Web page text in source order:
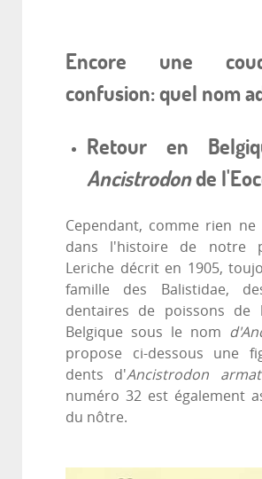
Encore une
confusion: quel nom
Retour en
Ancistrodonde
Cependant, comme rien ne
dans l'histoire de notre
Leriche décrit en 1905,
famille des Balistidae,
dentaires de poissons de
Belgique sous le nom
propose ci-dessous une
dents d'Ancistrodon
numéro 32 est également
du nôtre.